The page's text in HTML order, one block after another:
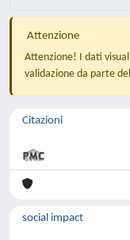
Attenzione
Attenzione! I dati
validazione da parte
Citazioni
social impact